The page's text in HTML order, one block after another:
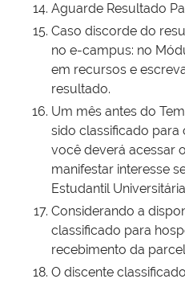
Aguarde Resultado
Caso discorde do
no e-campus: no
em recursos e
resultado.
Um mês antes do
sido classificado para
você deverá acessar
manifestar interesse
Estudantil
Considerando a
classificado para
recebimento da
O discente